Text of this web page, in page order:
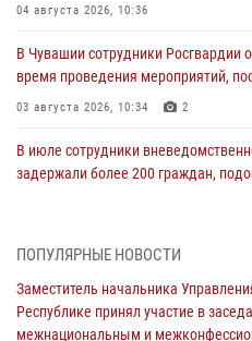
04 августа 2026, 10:36
В Чувашии сотрудники Росгвардии
время проведения мероприятий,
03 августа 2026, 10:34 2
В июле сотрудники
задержали более 200 граждан,
мировой войне 1914-1918 годов
01 августа 2026, 07:19
ПОПУЛЯРНЫЕ НОВОСТИ
Заместитель начальника
Республике принял участие в
межнациональным и